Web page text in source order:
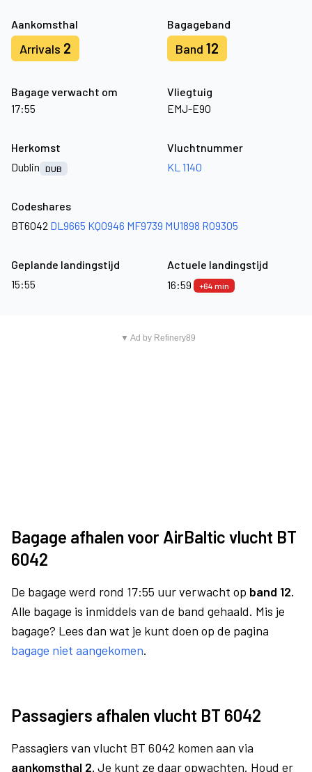
Aankomsthal
Arrivals 2
Bagageband
Band 12
Bagage verwacht om
17:55
Vliegtuig
EMJ-E90
Herkomst
Dublin
DUB
Vluchtnummer
KL 1140
Codeshares
BT6042 DL9665 KQ0946 MF9739 MU1898 RO9305
Geplande landingstijd
15:55
Actuele landingstijd
16:59
+64 min
▼ Ad by Refinery89
Bagage afhalen voor AirBaltic vlucht BT
6042
De bagage werd rond 17:55 uur verwacht op band 12.
Alle bagage is inmiddels van de band gehaald. Mis je
bagage? Lees dan wat je kunt doen op de pagina
bagage niet aangekomen.
Passagiers afhalen vlucht BT 6042
Passagiers van vlucht BT 6042 komen aan via
aankomsthal 2. Je kunt ze daar opwachten. Houd er